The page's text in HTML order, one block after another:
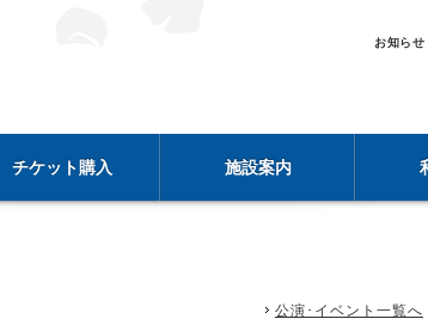
お知らせ
チケット購入 施設案内
公演･イベント一覧へ